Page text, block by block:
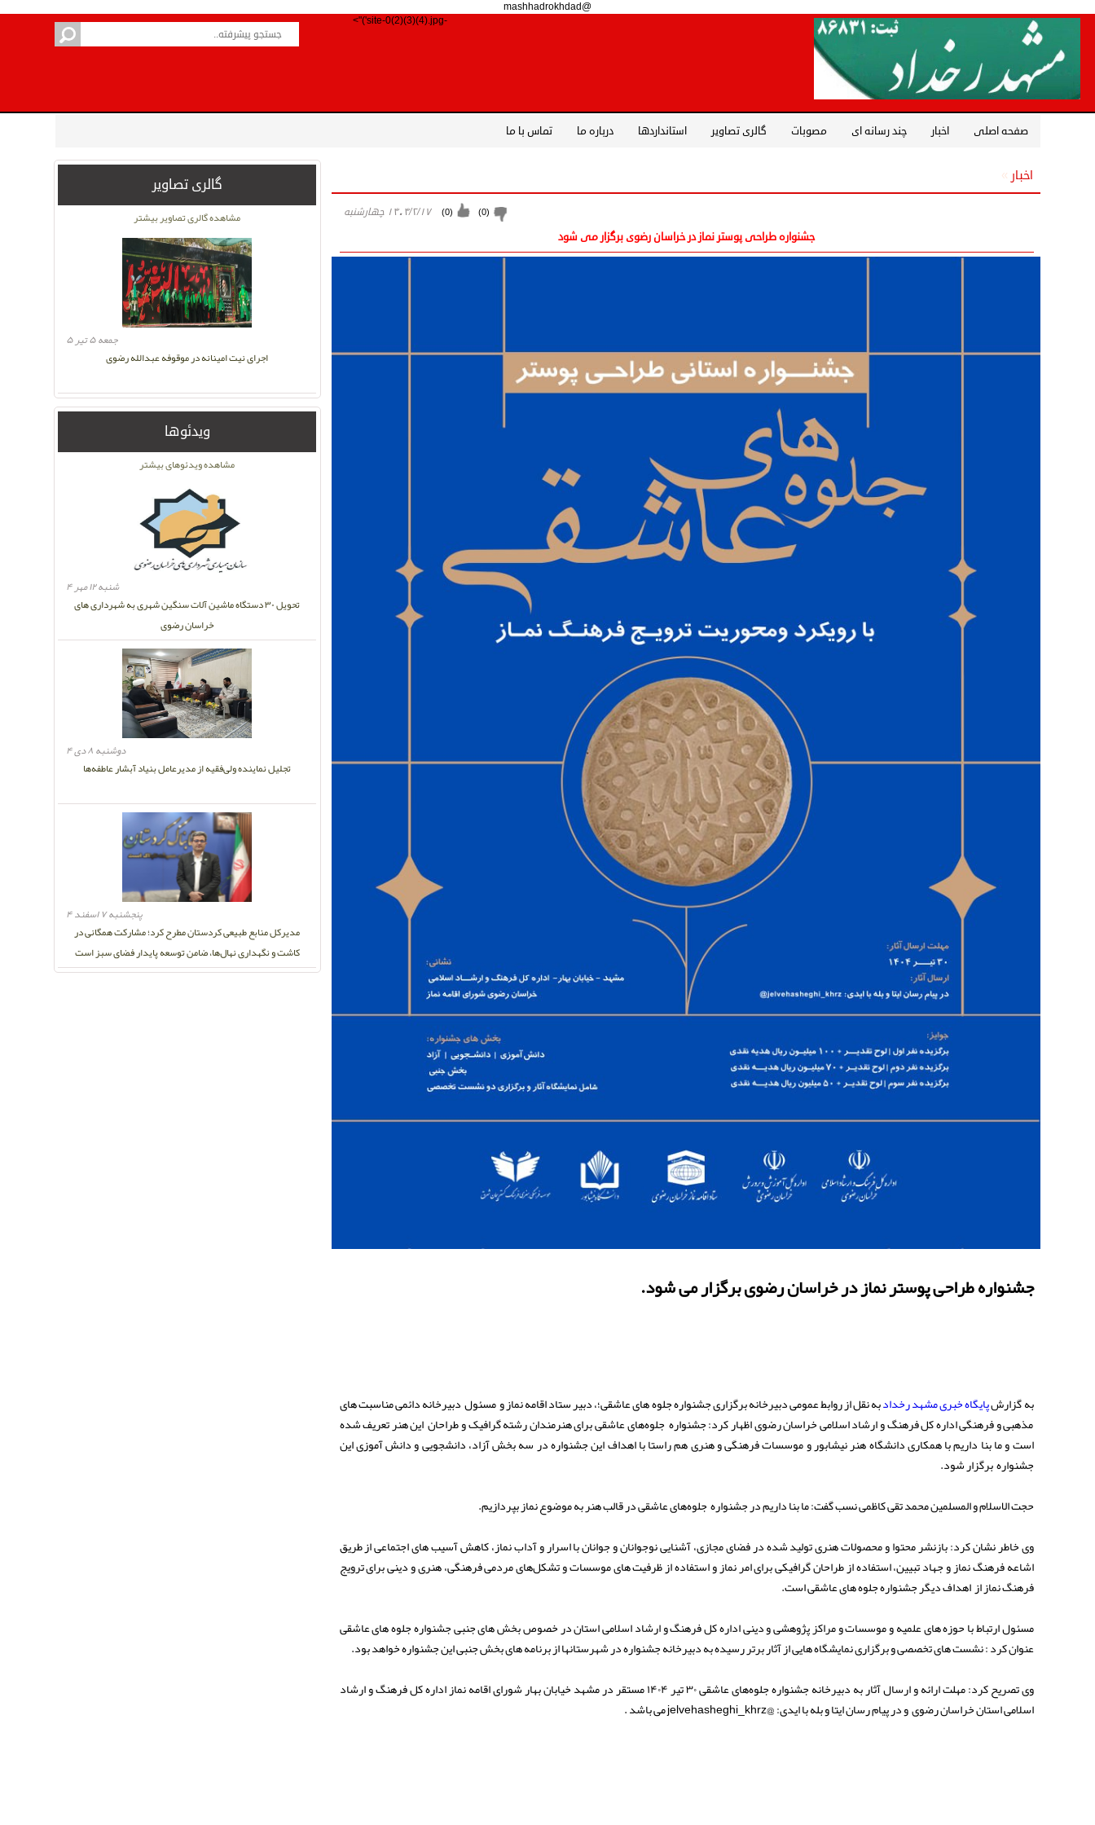
@mashhadrokhdad
-site-0(2)(3)(4).jpg')">
صفحه اصلی اخبار چند رسانه ای مصوبات گالری تصاویر استانداردها درباره ما تماس با ما
گالری تصاویر
اجرای نیت امینانه در موقوفه عبدالله رضوی
جمعه ۵ تیر ۵
مشاهده گالری تصاویر بیشتر
ویدئوها
مدیرکل منابع طبیعی کردستان مطرح کرد؛ مشارکت همگانی در
کاشت و نگهداری نهال‌ها، ضامن توسعه پایدار فضای سبز است
پنجشنبه ۷ اسفند ۴
تجلیل نماینده ولی‌فقیه از مدیرعامل بنیاد آبشار عاطفه‌ها
دوشنبه ۸ دی ۴
تحویل ۳۰ دستگاه ماشین آلات سنگین شهری به شهرداری های
خراسان رضوی
شنبه ۱۲ مهر ۴
مشاهده ویدئوهای بیشتر
اخبار »
۱۴۰۴/۲/۱۷ چهارشنبه (
0
) (
0
)
جشنواره طراحی پوستر نماز در خراسان رضوی برگزار می شود
جشنواره طراحی پوستر نماز در خراسان رضوی برگزار می شود.
به گزارشپایگاه خبری مشهد رخدادبه نقل از روابط عمومی دبیرخانه برگزاری جشنواره جلوه های عاشقی؛، دبیر ستاد اقامه نماز و مسئول دبیرخانه دائمی مناسبت های
مذهبی و فرهنگی اداره کل فرهنگ و ارشاد اسلامی خراسان رضوی اظهار کرد: جشنواره جلوه‌های عاشقی برای هنرمندان رشته گرافیک و طراحان این هنر تعریف شده
است و ما بنا داریم با همکاری دانشگاه هنر نیشابور و موسسات فرهنگی و هنری هم راستا با اهداف این جشنواره در سه بخش آزاد، دانشجویی و دانش آموزی این
جشنواره برگزار شود.
حجت الاسلام و المسلمین محمد تقی کاظمی نسب گفت: ما بنا داریم در جشنواره جلوه‌های عاشقی در قالب هنر به موضوع نماز بپردازیم.
وی خاطر نشان کرد: بازنشر محتوا و محصولات هنری تولید شده در فضای مجازی، آشنایی نوجوانان و جوانان با اسرار و آداب نماز، کاهش آسیب های اجتماعی از طریق
اشاعه فرهنگ نماز و جهاد تبیین، استفاده از طراحان گرافیکی برای امر نماز و استفاده از ظرفیت های موسسات و تشکل‌های مردمی فرهنگی، هنری و دینی برای ترویج
فرهنگ نماز از اهداف دیگر جشنواره جلوه های عاشقی است.
مسئول ارتباط با حوزه های علمیه و موسسات و مراکز پژوهشی و دینی اداره کل فرهنگ و ارشاد اسلامی استان در خصوص بخش های جنبی جشنواره جلوه های عاشقی
عنوان کرد : نشست های تخصصی و برگزاری نمایشگاه هایی از آثار برتر رسیده به دبیرخانه جشنواره در شهرستانها از برنامه های بخش جنبی این جشنواره خواهد بود.
وی تصریح کرد: مهلت ارائه و ارسال آثار به دبیرخانه جشنواره جلوه‌های عاشقی ۳۰ تیر ۱۴۰۴ مستقر در مشهد خیابان بهار شورای اقامه نماز اداره کل فرهنگ و ارشاد
اسلامی استان خراسان رضوی و در پیام رسان ایتا و بله با ایدی: @jelvehasheghi_khrz می باشد .